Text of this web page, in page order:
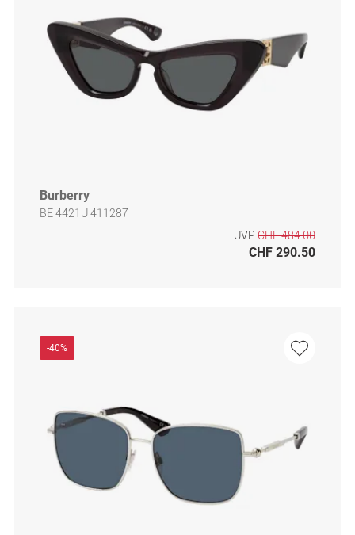
Burberry
BE 4421U 411287
UVP CHF 484.00
CHF 290.50
-40%